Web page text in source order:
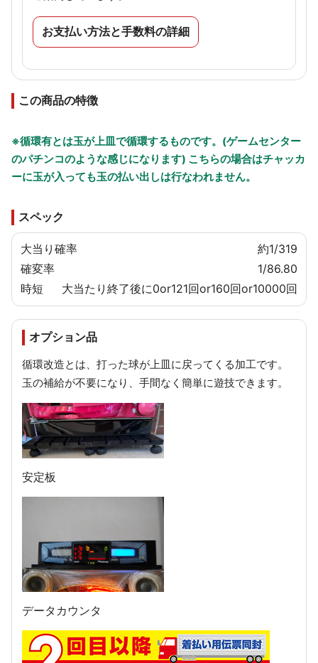
お支払い方法と手数料の詳細
この商品の特徴
※循環有とは玉が上皿で循環するものです。(ゲームセンター
のパチンコのような感じになります) こちらの場合はチャッカ
ーに玉が入っても玉の払い出しは行なわれません。
スペック
大当り確率
約1/319
確変率
1/86.80
時短
大当たり終了後に0or121回or160回or10000回
オプション品
循環改造とは、打った球が上皿に戻ってくる加工です。
玉の補給が不要になり、手間なく簡単に遊技できます。
安定板
データカウンタ